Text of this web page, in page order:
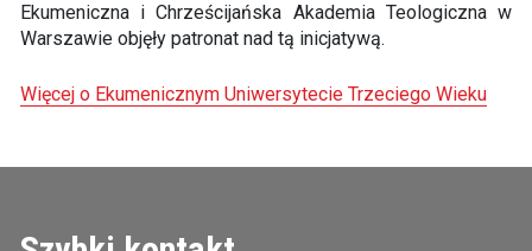
Ekumeniczna i Chrześcijańska Akademia Teologiczna w
Warszawie objęły patronat nad tą inicjatywą.
Więcej o Ekumenicznym Uniwersytecie Trzeciego Wieku